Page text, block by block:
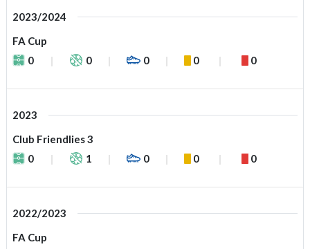
2023/2024
FA Cup
0
0 0 0 0
2023
Club Friendlies 3
0
1 0 0 0
2022/2023
FA Cup